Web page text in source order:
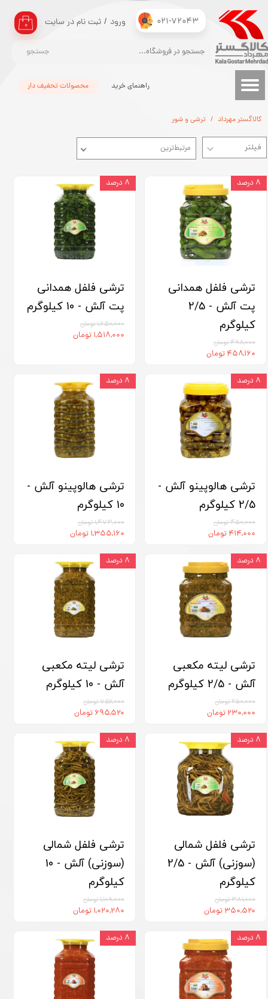
021-72043
جستجو
۰ ورود / ثبت نام در سایت
حساب کاربری من
تغییر گذر واژه
سفارشات
محصولات تحفیف دار راهنمای خرید
کالاگستر مهرداد ترشی و شور
مرتبط‌ترین
ترشی فلفل همدانی
پت آلش - 2/5
کیلوگرم
۴۹۸,۰۰۰ تومان
۴۵۸,۱۶۰ تومان
۸ درصد
ترشی فلفل همدانی
پت آلش - 10 کیلوگرم
۱,۶۵۰,۰۰۰ تومان
۱,۵۱۸,۰۰۰ تومان
۸ درصد
ترشی هالوپینو آلش -
2/5 کیلوگرم
۴۵۰,۰۰۰ تومان
۴۱۴,۰۰۰ تومان
۸ درصد
ترشی هالوپینو آلش -
10 کیلوگرم
۱,۴۷۳,۰۰۰ تومان
۱,۳۵۵,۱۶۰ تومان
۸ درصد
ترشی لیته مکعبی
آلش - 2/5 کیلوگرم
۲۵۰,۰۰۰ تومان
۲۳۰,۰۰۰ تومان
۸ درصد
ترشی لیته مکعبی
آلش - 10 کیلوگرم
۷۵۶,۰۰۰ تومان
۶۹۵,۵۲۰ تومان
۸ درصد
ترشی فلفل شمالی
(سوزنی) آلش - 2/5
کیلوگرم
۳۸۱,۰۰۰ تومان
۳۵۰,۵۲۰ تومان
۸ درصد
ترشی فلفل شمالی
(سوزنی) آلش - 10
کیلوگرم
۱,۱۰۹,۰۰۰ تومان
۱,۰۲۰,۲۸۰ تومان
۸ درصد
۸ درصد ۸ درصد